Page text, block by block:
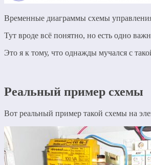
Временные диаграммы схемы управления
Тут вроде всё понятно, но есть одно
Это я к тому, что однажды мучался с
Реальный пример схемы
Вот реальный пример такой схемы на